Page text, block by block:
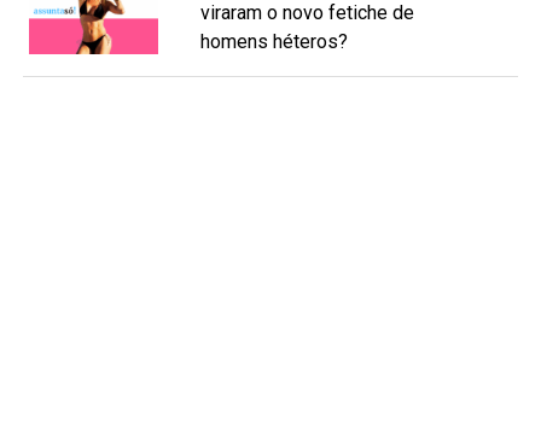
viraram o novo fetiche de
homens héteros?